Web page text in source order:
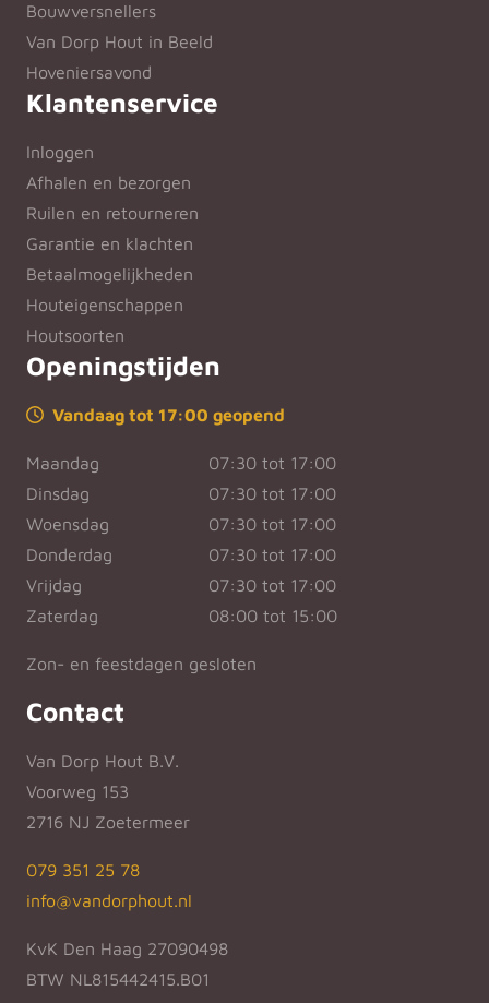
Bouwversnellers
Van Dorp Hout in Beeld
Hoveniersavond
Klantenservice
Inloggen
Afhalen en bezorgen
Ruilen en retourneren
Garantie en klachten
Betaalmogelijkheden
Houteigenschappen
Houtsoorten
Openingstijden
Vandaag tot 17:00 geopend
Maandag
07:30 tot 17:00
Dinsdag
07:30 tot 17:00
Woensdag
07:30 tot 17:00
Donderdag
07:30 tot 17:00
Vrijdag
07:30 tot 17:00
Zaterdag
08:00 tot 15:00
Zon- en feestdagen gesloten
Contact
Van Dorp Hout B.V.
Voorweg 153
2716 NJ Zoetermeer
079 351 25 78
info@vandorphout.nl
KvK Den Haag 27090498
BTW NL815442415.B01